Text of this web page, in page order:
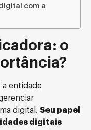
com a
o
a entidade
digital. Seu papel
digitais